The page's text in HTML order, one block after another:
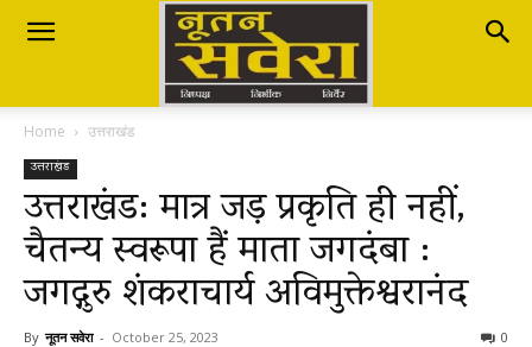
Nutan
Savera
नूतन
सवेरा
Home उत्तराखंड
उत्तराखंड
उत्तराखंड: मात्र जड़ प्रकृति ही नहीं,
चैतन्य स्वरूपा हैं माता जगदंबा :
जगद्गुरु शंकराचार्य अविमुक्तेश्वरानंद
By नूतन सवेरा - October 25, 2023 0